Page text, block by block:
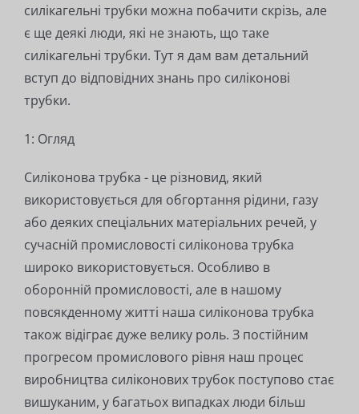
силікагельні трубки можна побачити скрізь, але
є ще деякі люди, які не знають, що таке
силікагельні трубки. Тут я дам вам детальний
вступ до відповідних знань про силіконові
трубки.
1: Огляд
Силіконова трубка - це різновид, який
використовується для обгортання рідини, газу
або деяких спеціальних матеріальних речей, у
сучасній промисловості силіконова трубка
широко використовується. Особливо в
оборонній промисловості, але в нашому
повсякденному житті наша силіконова трубка
також відіграє дуже велику роль. З постійним
прогресом промислового рівня наш процес
виробництва силіконових трубок поступово стає
вишуканим, у багатьох випадках люди більш